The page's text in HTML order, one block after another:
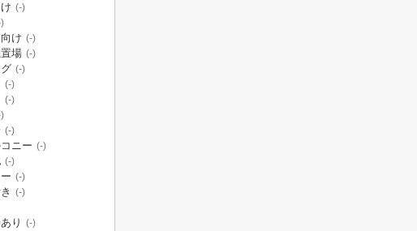
(-)
け (-)
場 (-)
(-)
(-)
(-)
(-)
ニー (-)
(-)
(-)
(-)
り (-)